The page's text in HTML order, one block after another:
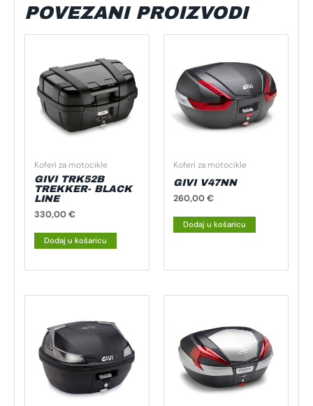
POVEZANI PROIZVODI
Koferi za motocikle
GIVI TRK52B
TREKKER- BLACK
LINE
330,00€
Dodaj u košaricu
Koferi za motocikle
GIVI V47NN
260,00€
Dodaj u košaricu